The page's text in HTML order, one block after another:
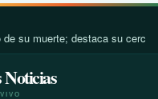
destaca su cercanía